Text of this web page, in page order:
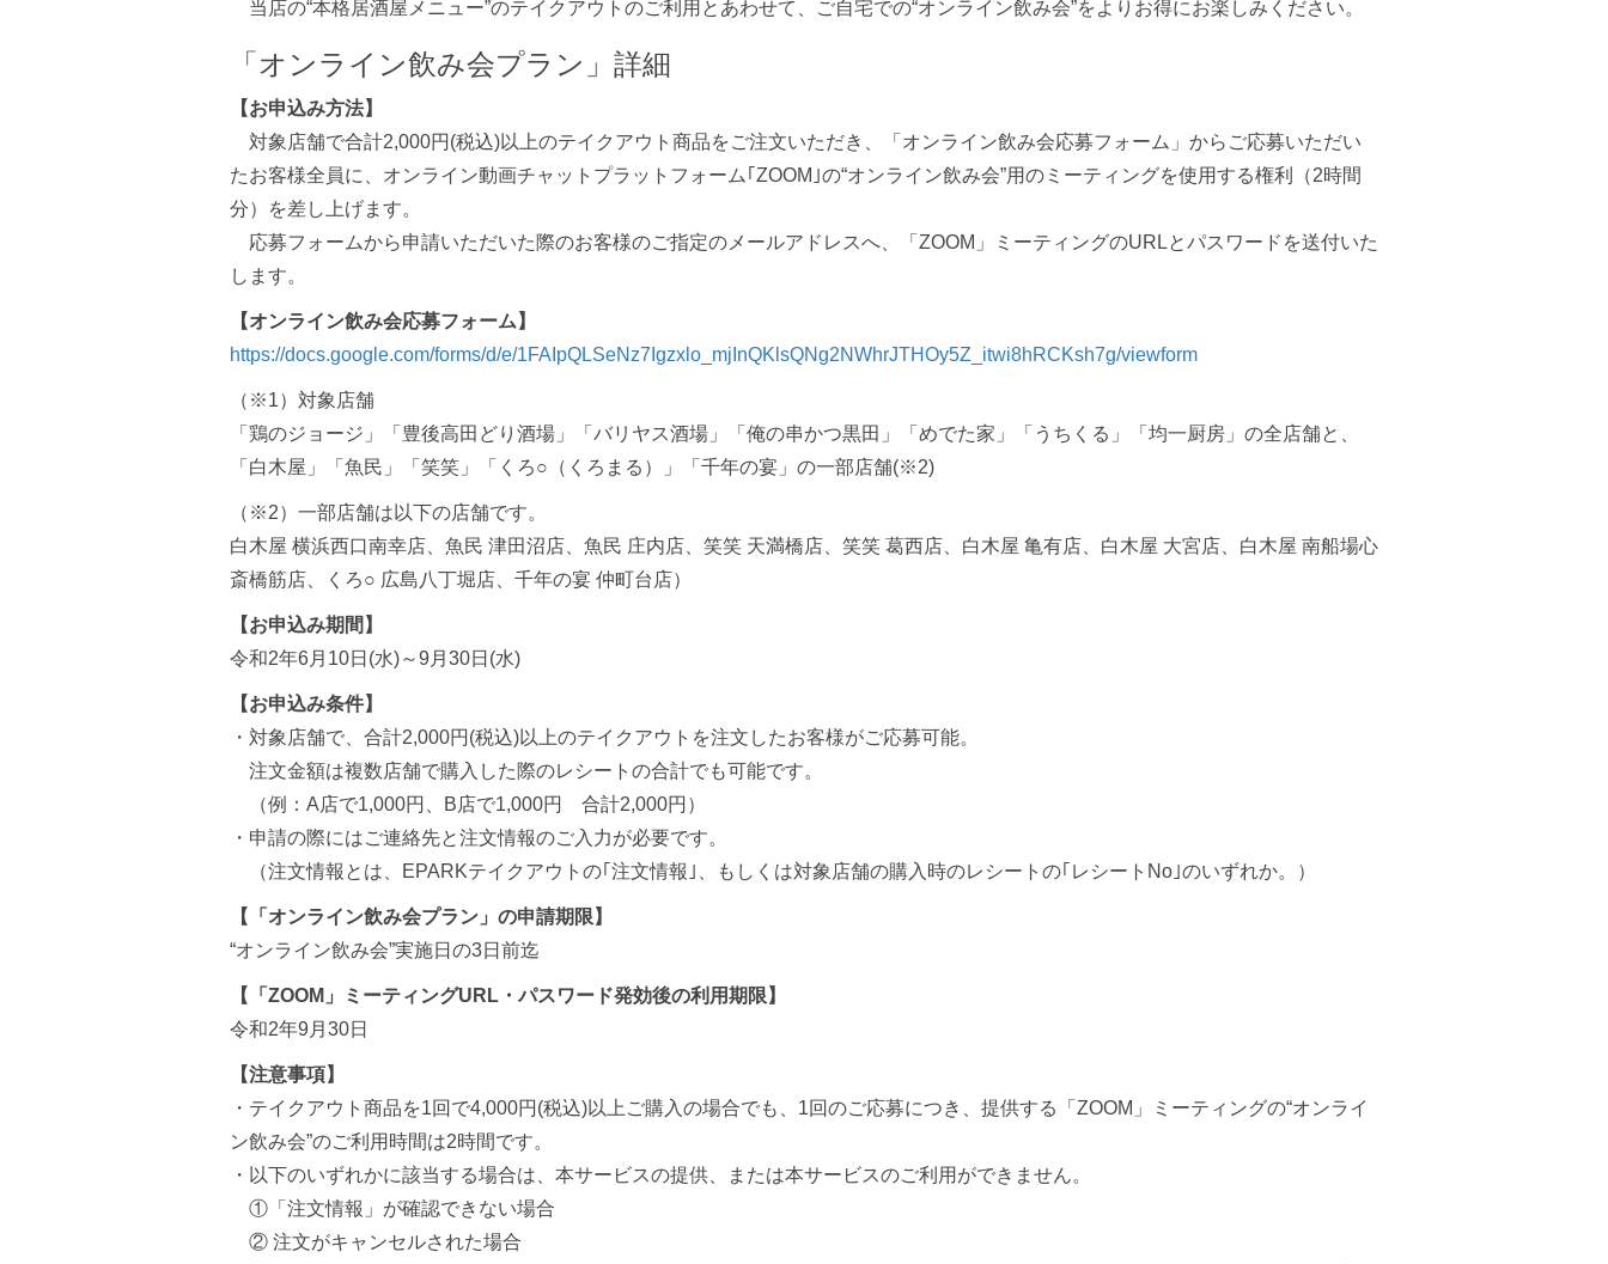
当店の“本格居酒屋メニュー”のテイクアウトのご利用とあわせて、ご自宅での“オンライン飲み会”をよりお得にお楽しみください。
「オンライン飲み会プラン」詳細
【お申込み方法】
対象店舗で合計2,000円(税込)以上のテイクアウト商品をご注文いただき、「オンライン飲み会応募フォーム」からご応募いただい
たお客様全員に、オンライン動画チャットプラットフォーム｢ZOOM｣の“オンライン飲み会”用のミーティングを使用する権利（2時間
分）を差し上げます。
応募フォームから申請いただいた際のお客様のご指定のメールアドレスへ、「ZOOM」ミーティングのURLとパスワードを送付いた
します。
【オンライン飲み会応募フォーム】
https://docs.google.com/forms/d/e/1FAIpQLSeNz7Igzxlo_mjInQKlsQNg2NWhrJTHOy5Z_itwi8hRCKsh7g/viewform
（※1）対象店舗
「鶏のジョージ」「豊後高田どり酒場」「バリヤス酒場」「俺の串かつ黒田」「めでた家」「うちくる」「均一厨房」の全店舗と、
「白木屋」「魚民」「笑笑」「くろ○（くろまる）」「千年の宴」の一部店舗(※2)
（※2）一部店舗は以下の店舗です。
白木屋 横浜西口南幸店、魚民 津田沼店、魚民 庄内店、笑笑 天満橋店、笑笑 葛西店、白木屋 亀有店、白木屋 大宮店、白木屋 南船場心
斎橋筋店、くろ○ 広島八丁堀店、千年の宴 仲町台店）
【お申込み期間】
令和2年6月10日(水)～9月30日(水)
【お申込み条件】
・対象店舗で、合計2,000円(税込)以上のテイクアウトを注文したお客様がご応募可能。
注文金額は複数店舗で購入した際のレシートの合計でも可能です。
（例：A店で1,000円、B店で1,000円 合計2,000円）
・申請の際にはご連絡先と注文情報のご入力が必要です。
（注文情報とは、EPARKテイクアウトの｢注文情報｣、もしくは対象店舗の購入時のレシートの｢レシートNo｣のいずれか。）
【「オンライン飲み会プラン」の申請期限】
“オンライン飲み会”実施日の3日前迄
【「ZOOM」ミーティングURL・パスワード発効後の利用期限】
令和2年9月30日
【注意事項】
・テイクアウト商品を1回で4,000円(税込)以上ご購入の場合でも、1回のご応募につき、提供する「ZOOM」ミーティングの“オンライ
ン飲み会”のご利用時間は2時間です。
・以下のいずれかに該当する場合は、本サービスの提供、または本サービスのご利用ができません。
①「注文情報」が確認できない場合
② 注文がキャンセルされた場合